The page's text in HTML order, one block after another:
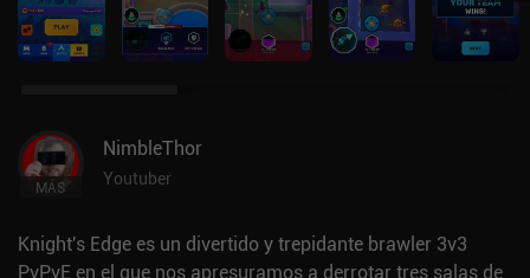
MÁS
NimbleThor
Youtuber
Knight's Edge es un divertido y trepidante brawler 3v3
PvPvE en el que nos apresuramos a derrotar tres salas de